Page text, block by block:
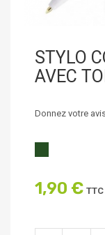
STYLO
AVEC
Donnez votre
1,90 € TTC